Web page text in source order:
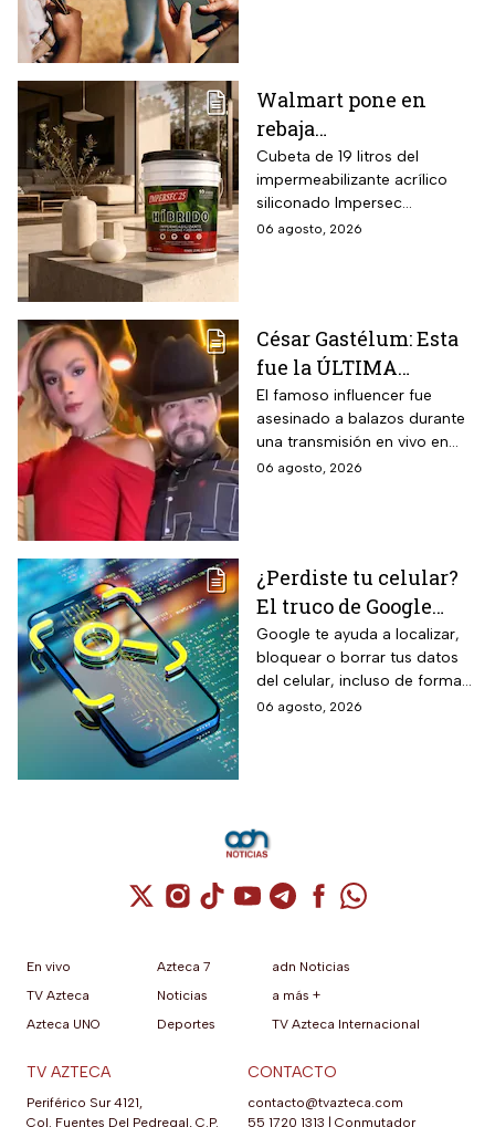
Walmart pone en
rebaja
impermeabilizante
ecológico Impersec 10
años con caucho
reciclado de 19 litros
Cubeta de 19 litros del
impermeabilizante acrílico
siliconado Impersec
formulado con hasta 60 por
térmicas frente al frío y calor,
reducción del paso de ruidos
exteriores y aplicación directa
mediante cepillo de ixtle sin
necesidad de tela de refuerzo
06 agosto, 2026
César Gastélum: Esta
fue la ÚLTIMA
publicación del
influencer en redes
sociales: “La cita
fresita” | VIDEO
El famoso influencer fue
asesinado a balazos durante
una transmisión en vivo en
calles del municipio de
06 agosto, 2026
¿Perdiste tu celular?
El truco de Google
para localizarlo y
proteger tus datos
Google te ayuda a localizar,
bloquear o borrar tus datos
del celular, incluso de forma
remota; debes tener activada
06 agosto, 2026
Cuenta de X / Twitter (se abre en una
Cuenta de Instagram (se abre en una
Cuenta de TikTok (se abre en
Cuenta de YouTube (se abre
Cuenta de Telegram (se
Cuenta de
Cuenta de
En vivo
TV Azteca
Azteca UNO
Azteca 7
Noticias
Deportes
adn Noticias
a más +
TV Azteca Internacional
TV AZTECA
Periférico Sur 4121,
Col. Fuentes Del Pedregal, C.P.
CONTACTO
contacto@tvazteca.com
55 1720 1313
Conmutador